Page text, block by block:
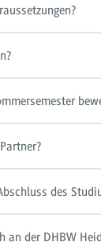
des
an der DHBW